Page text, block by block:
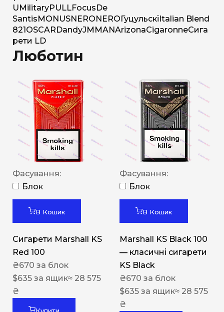
U MilitaryPULLFocus De
Santis MONUSNERO NERO Гуцульскі Italian Blend
821 OSCAR DandyJM MANArizonaCigaronneСига
рети LD
Люботин
Фасування:
Блок
В Кошик
Сигарети Marshall KS
Red 100
₴670 за блок
$635 за ящик≈ 28 575
₴
Фасування:
Блок
В Кошик
Marshall KS Black 100
— класичні сигарети
KS Black
₴670 за блок
$635 за ящик≈ 28 575
₴